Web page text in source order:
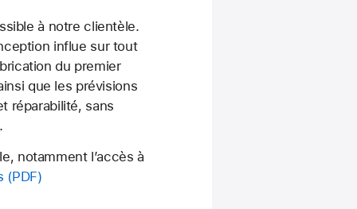
à notre clientèle.
influe sur tout
du premier
que les prévisions
réparabilité, sans
notamment l’accès à
(PDF)